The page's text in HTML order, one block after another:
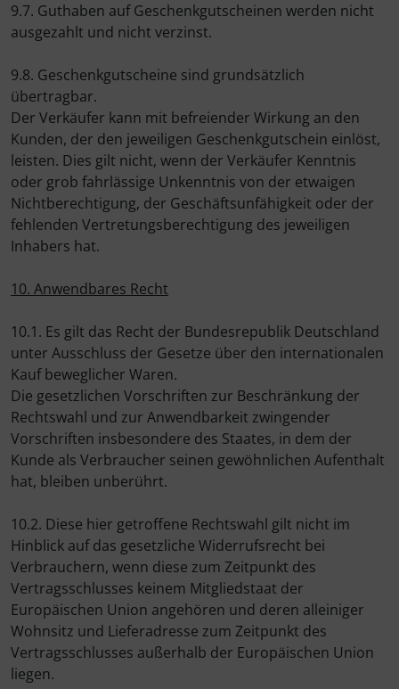
9.7. Guthaben auf Geschenkgutscheinen werden nicht
ausgezahlt und nicht verzinst.
9.8. Geschenkgutscheine sind grundsätzlich
übertragbar.
Der Verkäufer kann mit befreiender Wirkung an den
Kunden, der den jeweiligen Geschenkgutschein einlöst,
leisten. Dies gilt nicht, wenn der Verkäufer Kenntnis
oder grob fahrlässige Unkenntnis von der etwaigen
Nichtberechtigung, der Geschäftsunfähigkeit oder der
fehlenden Vertretungsberechtigung des jeweiligen
Inhabers hat.
10. Anwendbares Recht
10.1. Es gilt das Recht der Bundesrepublik Deutschland
unter Ausschluss der Gesetze über den internationalen
Kauf beweglicher Waren.
Die gesetzlichen Vorschriften zur Beschränkung der
Rechtswahl und zur Anwendbarkeit zwingender
Vorschriften insbesondere des Staates, in dem der
Kunde als Verbraucher seinen gewöhnlichen Aufenthalt
hat, bleiben unberührt.
10.2. Diese hier getroffene Rechtswahl gilt nicht im
Hinblick auf das gesetzliche Widerrufsrecht bei
Verbrauchern, wenn diese zum Zeitpunkt des
Vertragsschlusses keinem Mitgliedstaat der
Europäischen Union angehören und deren alleiniger
Wohnsitz und Lieferadresse zum Zeitpunkt des
Vertragsschlusses außerhalb der Europäischen Union
liegen.